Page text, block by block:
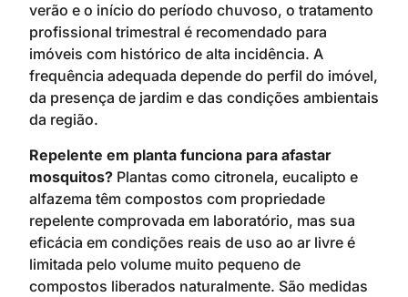
verão e o início do período chuvoso, o tratamento
profissional trimestral é recomendado para
imóveis com histórico de alta incidência. A
frequência adequada depende do perfil do imóvel,
da presença de jardim e das condições ambientais
da região.
Repelente em planta funciona para afastar
mosquitos? Plantas como citronela, eucalipto e
alfazema têm compostos com propriedade
repelente comprovada em laboratório, mas sua
eficácia em condições reais de uso ao ar livre é
limitada pelo volume muito pequeno de
compostos liberados naturalmente. São medidas